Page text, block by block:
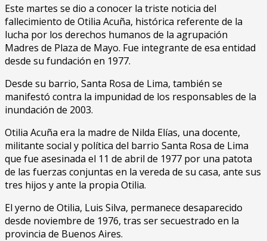
Este martes se dio a conocer la triste noticia del
fallecimiento de Otilia Acuña, histórica referente de la
lucha por los derechos humanos de la agrupación
Madres de Plaza de Mayo. Fue integrante de esa entidad
desde su fundación en 1977.
Desde su barrio, Santa Rosa de Lima, también se
manifestó contra la impunidad de los responsables de la
inundación de 2003.
Otilia Acuña era la madre de Nilda Elías, una docente,
militante social y política del barrio Santa Rosa de Lima
que fue asesinada el 11 de abril de 1977 por una patota
de las fuerzas conjuntas en la vereda de su casa, ante sus
tres hijos y ante la propia Otilia.
El yerno de Otilia, Luis Silva, permanece desaparecido
desde noviembre de 1976, tras ser secuestrado en la
provincia de Buenos Aires.